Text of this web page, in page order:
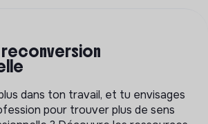
reconversion
dans ton travail, et tu envisages
pour trouver plus de sens